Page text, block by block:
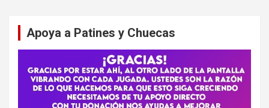
Apoya a Patines y Chuecas